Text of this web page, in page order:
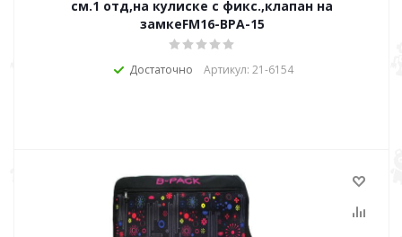
см.1 отд,на кулиске с фикс.,клапан на
замкеFM16-ВРА-15
Достаточно Артикул: 21-6154